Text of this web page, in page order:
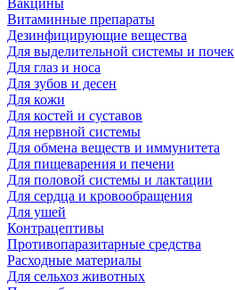
Вакцины
Витаминные препараты
Дезинфицирующие вещества
Для выделительной системы и почек
Для глаз и носа
Для зубов и десен
Для кожи
Для костей и суставов
Для нервной системы
Для обмена веществ и иммунитета
Для пищеварения и печени
Для половой системы и лактации
Для сердца и кровообращения
Для ушей
Контрацептивы
Противопаразитарные средства
Расходные материалы
Для сельхоз животных